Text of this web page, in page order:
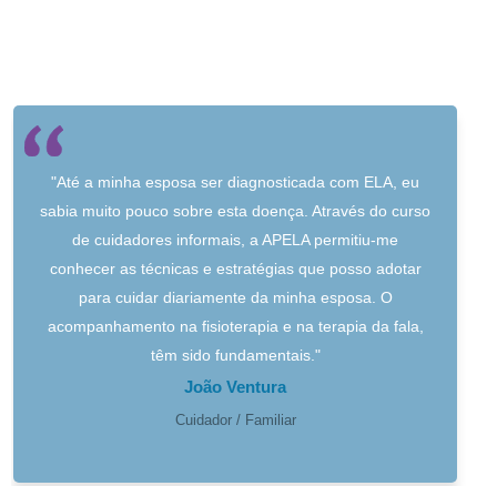
"Até a minha esposa ser diagnosticada com ELA, eu
sabia muito pouco sobre esta doença. Através do curso
de cuidadores informais, a APELA permitiu-me
conhecer as técnicas e estratégias que posso adotar
para cuidar diariamente da minha esposa. O
acompanhamento na fisioterapia e na terapia da fala,
têm sido fundamentais."
João Ventura
Cuidador / Familiar